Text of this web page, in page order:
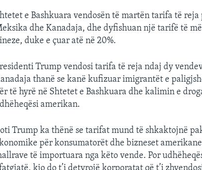
e Bashkuara vendosën të martën tarifa të
dhe Kanadaja, dhe dyfishuan një tarifë të
duke e çuar atë në 20%.
Trump vendosi tarifa të reja ndaj dy
thanë se kanë kufizuar imigrantët e
të hyrë në Shtetet e Bashkuara dhe kalimin e
amerikan.
Trump ka thënë se tarifat mund të shkaktojnë
për konsumatorët dhe bizneset
të importuara nga këto vende. Por